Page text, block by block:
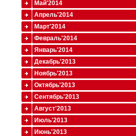
Май'2014
Апрель'2014
Март'2014
Февраль'2014
Январь'2014
Декабрь'2013
Ноябрь'2013
Октябрь'2013
Сентябрь'2013
Август'2013
Июль'2013
Июнь'2013